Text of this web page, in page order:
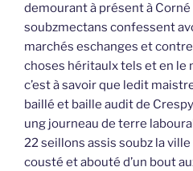
demourant à présent à Corné
soubzmectans confessent
marchés eschanges et
choses héritaulx tels et en le
c’est à savoir que ledit
baillé et baille audit de
ung journeau de terre
22 seillons assis soubz la
cousté et abouté d’un bout